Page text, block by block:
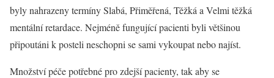
byly nahrazeny termíny Slabá, Přiměřená, Těžká a Velmi těžká
mentální retardace. Nejméně fungující pacienti byli většinou
připoutáni k posteli neschopni se sami vykoupat nebo najíst.
Množství péče potřebné pro zdejší pacienty, tak aby se